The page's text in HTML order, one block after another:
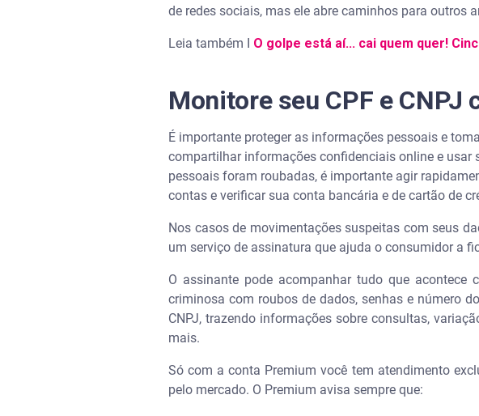
de redes sociais, mas ele abre caminhos para outros
Leia também I O golpe está aí... cai quem quer!
Monitore seu CPF e CNPJ
É importante proteger as informações pessoais e
compartilhar informações confidenciais online e
pessoais foram roubadas, é importante agir
contas e verificar sua conta bancária e de cartão de
Nos casos de movimentações suspeitas com seus
um serviço de assinatura que ajuda o consumidor a
O assinante pode acompanhar tudo que
criminosa com roubos de dados, senhas e número
CNPJ, trazendo informações sobre consultas,
mais.
Só com a conta Premium você tem atendimento
pelo mercado. O Premium avisa sempre que: